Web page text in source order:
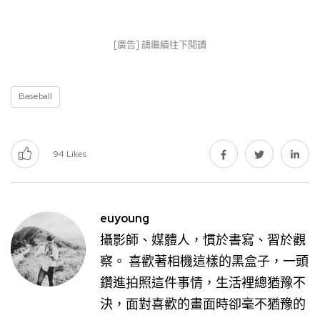
[廣告] 請繼續往下閱讀
Baseball
94 Likes
euyoung
攝影師、媒體人，慣於書寫、習於觀
察。 喜歡著相機這樣的黑盒子，一頭
鑽進拍照這件事情，生活裡總猶豫不
決，面對喜歡的畫面時卻毫不猶豫的